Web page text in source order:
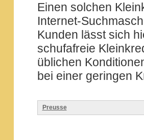
Einen solchen
Internet-
Kunden lässt sich
schufafreie
üblichen
bei einer geringen
Preusse